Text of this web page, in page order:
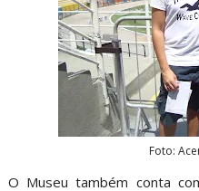
Foto:
O Museu também conta